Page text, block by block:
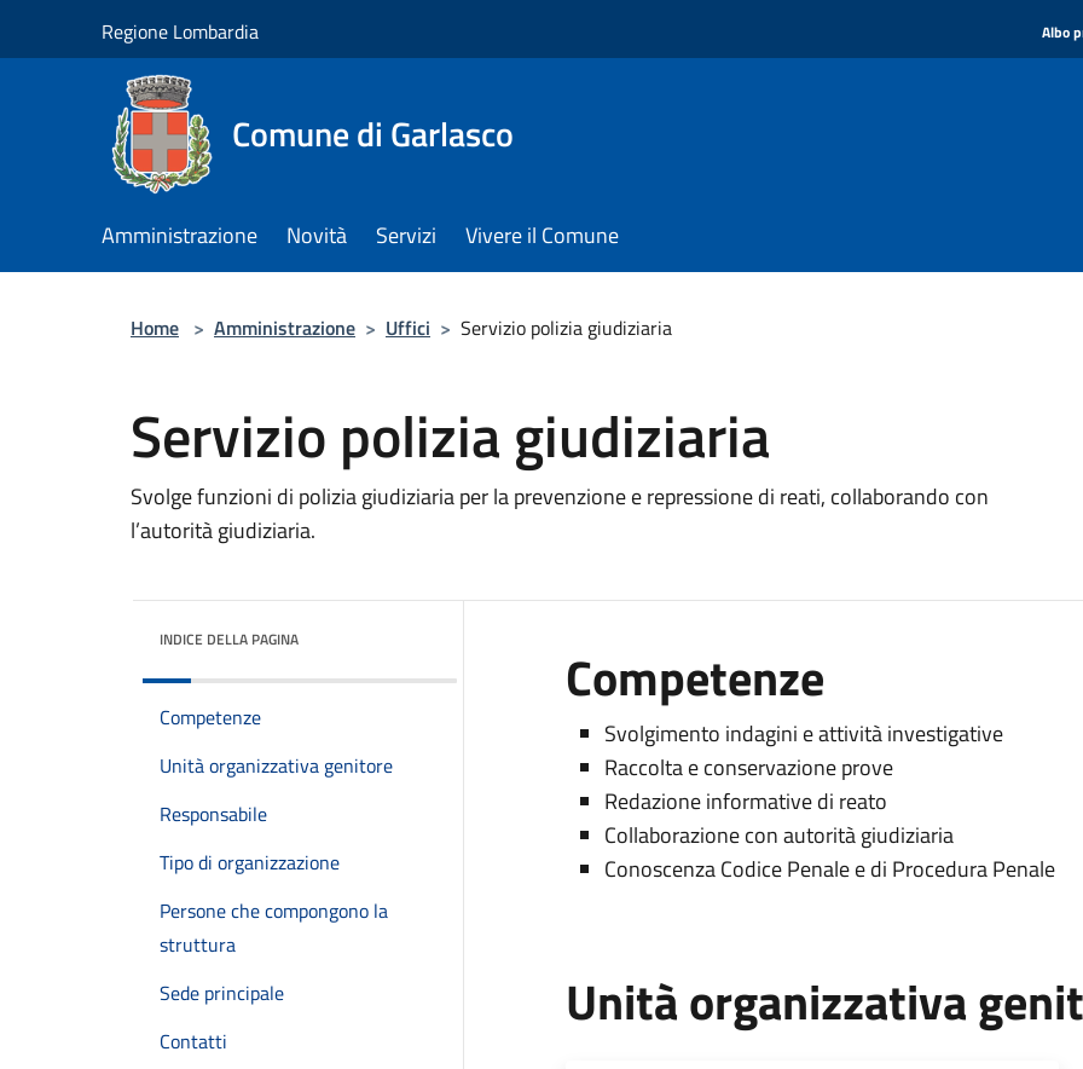
Regione Lombardia Albo
Comune di Garlasco
Amministrazione Novità Servizi Vivere il Comune
Home > Amministrazione > Uffici > Servizio polizia giudiziaria
Servizio polizia giudiziaria
Svolge funzioni di polizia giudiziaria per la prevenzione e repressione di reati, collaborando con
l’autorità giudiziaria.
INDICE DELLA PAGINA
Competenze
Unità organizzativa genitore
Responsabile
Tipo di organizzazione
Persone che compongono la
struttura
Sede principale
Contatti
Competenze
Svolgimento indagini e attività investigative
Raccolta e conservazione prove
Redazione informative di reato
Collaborazione con autorità giudiziaria
Conoscenza Codice Penale e di Procedura Penale
Unità organizzativa